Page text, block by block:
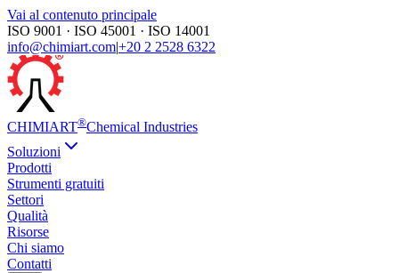
Vai al contenuto principale
ISO 9001 · ISO 45001 · ISO 14001
info@chimiart.com|+20 2 2528 6322
CHIMIART®Chemical Industries
Soluzioni
Prodotti
Strumenti gratuiti
Settori
Qualità
Risorse
Chi siamo
Contatti